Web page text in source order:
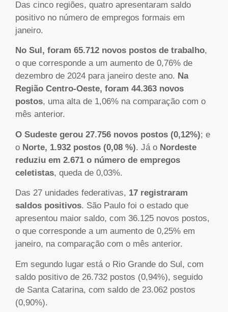
Das cinco regiões, quatro apresentaram saldo
positivo no número de empregos formais em
janeiro.
No Sul, foram 65.712 novos postos de trabalho,
o que corresponde a um aumento de 0,76% de
dezembro de 2024 para janeiro deste ano. Na
Região Centro-Oeste, foram 44.363 novos
postos, uma alta de 1,06% na comparação com o
mês anterior.
O Sudeste gerou 27.756 novos postos (0,12%); e
o Norte, 1.932 postos (0,08 %). Já o Nordeste
reduziu em 2.671 o número de empregos
celetistas, queda de 0,03%.
Das 27 unidades federativas, 17 registraram
saldos positivos. São Paulo foi o estado que
apresentou maior saldo, com 36.125 novos postos,
o que corresponde a um aumento de 0,25% em
janeiro, na comparação com o mês anterior.
Em segundo lugar está o Rio Grande do Sul, com
saldo positivo de 26.732 postos (0,94%), seguido
de Santa Catarina, com saldo de 23.062 postos
(0,90%).